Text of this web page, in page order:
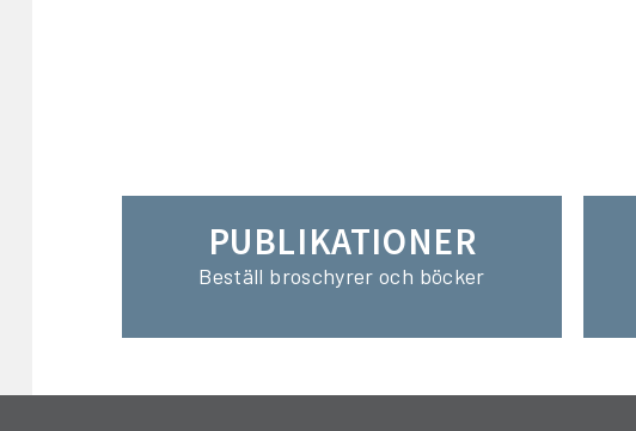
PUBLIKATIONER
Beställ broschyrer och böcker